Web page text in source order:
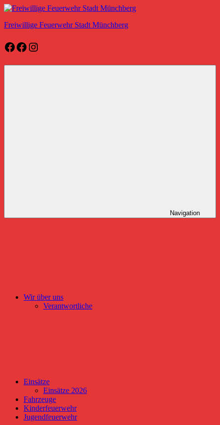
Zum
springen
Freiwillige Feuerwehr Stadt Münchberg
Freiwillige
Stadt
Facebook
Facebook
Instagram
Navigation
Wir über uns
Verantwortliche
Einsätze
Einsätze 2026
Fahrzeuge
Kinderfeuerwehr
Jugendfeuerwehr